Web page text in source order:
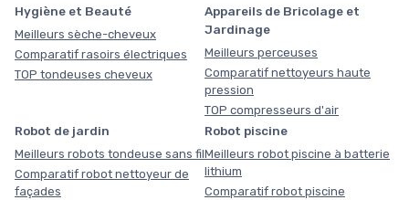
Hygiène et Beauté
Meilleurs sèche-cheveux
Comparatif rasoirs électriques
TOP tondeuses cheveux
Appareils de Bricolage et
Jardinage
Meilleurs perceuses
Comparatif nettoyeurs haute
pression
TOP compresseurs d'air
Robot de jardin
Meilleurs robots tondeuse sans fil
Comparatif robot nettoyeur de
façades
Robot piscine
Meilleurs robot piscine à batterie
lithium
Comparatif robot piscine